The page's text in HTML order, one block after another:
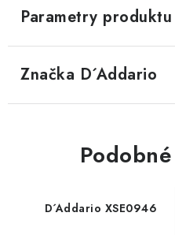
Parametry produktu
Značka D´Addario
D´Addario XSE0946